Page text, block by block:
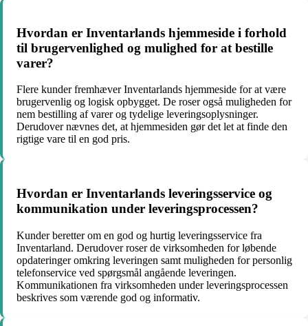
Hvordan er Inventarlands hjemmeside i forhold
til brugervenlighed og mulighed for at bestille
varer?
Flere kunder fremhæver Inventarlands hjemmeside for at være
brugervenlig og logisk opbygget. De roser også muligheden for
nem bestilling af varer og tydelige leveringsoplysninger.
Derudover nævnes det, at hjemmesiden gør det let at finde den
rigtige vare til en god pris.
Hvordan er Inventarlands leveringsservice og
kommunikation under leveringsprocessen?
Kunder beretter om en god og hurtig leveringsservice fra
Inventarland. Derudover roser de virksomheden for løbende
opdateringer omkring leveringen samt muligheden for personlig
telefonservice ved spørgsmål angående leveringen.
Kommunikationen fra virksomheden under leveringsprocessen
beskrives som værende god og informativ.